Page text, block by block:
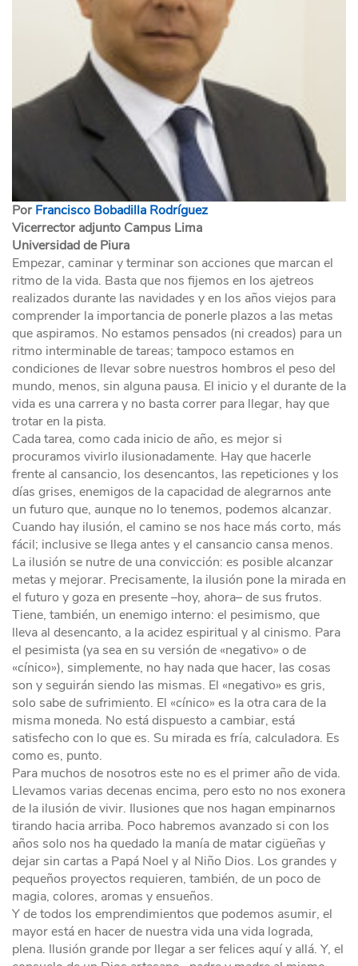
PorFrancisco Bobadilla Rodríguez
Vicerrector adjunto Campus Lima
Universidad de Piura
Empezar, caminar y terminar son acciones que marcan el
ritmo de la vida. Basta que nos fijemos en los ajetreos
realizados durante las navidades y en los años viejos para
comprender la importancia de ponerle plazos a las metas
que aspiramos. No estamos pensados (ni creados) para un
ritmo interminable de tareas; tampoco estamos en
condiciones de llevar sobre nuestros hombros el peso del
mundo, menos, sin alguna pausa. El inicio y el durante de la
vida es una carrera y no basta correr para llegar, hay que
trotar en la pista.
Cada tarea, como cada inicio de año, es mejor si
procuramos vivirlo ilusionadamente. Hay que hacerle
frente al cansancio, los desencantos, las repeticiones y los
días grises, enemigos de la capacidad de alegrarnos ante
un futuro que, aunque no lo tenemos, podemos alcanzar.
Cuando hay ilusión, el camino se nos hace más corto, más
fácil; inclusive se llega antes y el cansancio cansa menos.
La ilusión se nutre de una convicción: es posible alcanzar
metas y mejorar. Precisamente, la ilusión pone la mirada en
el futuro y goza en presente –hoy, ahora– de sus frutos.
Tiene, también, un enemigo interno: el pesimismo, que
lleva al desencanto, a la acidez espiritual y al cinismo. Para
el pesimista (ya sea en su versión de «negativo» o de
«cínico»), simplemente, no hay nada que hacer, las cosas
son y seguirán siendo las mismas. El «negativo» es gris,
solo sabe de sufrimiento. El «cínico» es la otra cara de la
misma moneda. No está dispuesto a cambiar, está
satisfecho con lo que es. Su mirada es fría, calculadora. Es
como es, punto.
Para muchos de nosotros este no es el primer año de vida.
Llevamos varias decenas encima, pero esto no nos exonera
de la ilusión de vivir. Ilusiones que nos hagan empinarnos
tirando hacia arriba. Poco habremos avanzado si con los
años solo nos ha quedado la manía de matar cigüeñas y
dejar sin cartas a Papá Noel y al Niño Dios. Los grandes y
pequeños proyectos requieren, también, de un poco de
magia, colores, aromas y ensueños.
Y de todos los emprendimientos que podemos asumir, el
mayor está en hacer de nuestra vida una vida lograda,
plena. Ilusión grande por llegar a ser felices aquí y allá. Y, el